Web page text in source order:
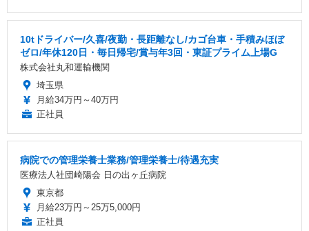
10tドライバー/久喜/夜勤・長距離なし/カゴ台車・手積みほぼ
ゼロ/年休120日・毎日帰宅/賞与年3回・東証プライム上場G
株式会社丸和運輸機関
埼玉県
月給34万円～40万円
正社員
病院での管理栄養士業務/管理栄養士/待遇充実
医療法人社団崎陽会 日の出ヶ丘病院
東京都
月給23万円～25万5,000円
正社員